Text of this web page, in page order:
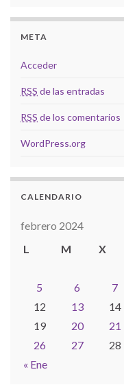
META
Acceder
RSS de las entradas
RSS de los comentarios
WordPress.org
CALENDARIO
febrero 2024
L
M X
« Ene
5
6 7
12
13 14
19
20 21
26
27 28